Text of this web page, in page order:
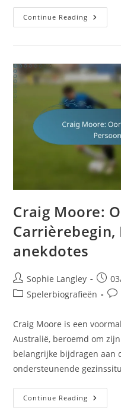
Continue Reading Mark
Viduka:
Team,
Erfenis
Craig Moore:
anekdotes
Post
author:
Sophie Langley
Post
PostSpelerbiografieën
Craig Moore is een
Australië, beroemd om
belangrijke bijdragen aan
ondersteunende
Continue Reading Craig
Moore: